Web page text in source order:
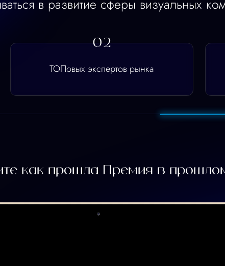
прошла Премия в прошлом году